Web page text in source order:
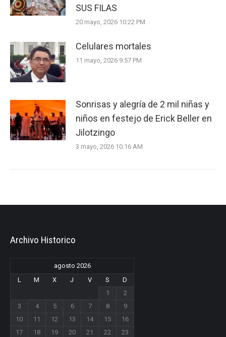
SUS FILAS
20 mayo, 2026 10:22 PM
Celulares mortales
11 mayo, 2026 9:57 PM
Sonrisas y alegría de 2 mil niñas y
niños en festejo de Erick Beller en
Jilotzingo
3 mayo, 2026 10:16 AM
Archivo Historico
agosto 2026
L
M X J V S
D
1
2
3
4 5 6 7 8
9
10
11 12 13 14 15
16
17
18 19 20 21 22
23